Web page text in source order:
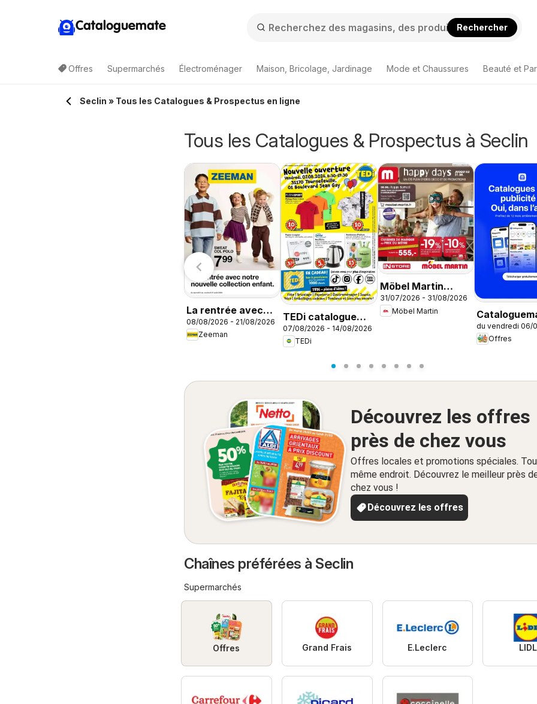
Cataloguemate Rechercher
Offres Supermarchés Électroménager Maison, Bricolage, Jardinage Mode et Chaussures Beauté et
Seclin » Tous les Catalogues & Prospectus en ligne
Tous les Catalogues & Prospectus à Seclin
La rentrée avec
notre nouvelle
collection enfant
08/08/2026 - 21/08/2026
Zeeman
TEDi catalogue
Tournefeuille
07/08/2026 - 14/08/2026
TEDi
Möbel Martin
Happy Days
31/07/2026 - 31/08/2026
Möbel Martin
Offres dans
l’application
du vendredi 06/
Offres
Découvrez les offres
près de chez vous
Offres locales et promotions spéciales.
même endroit. Découvrez le meilleur près
chez vous !
Découvrez les offres
Chaînes préférées à Seclin
Supermarchés
Offres Grand Frais E.Leclerc LIDL